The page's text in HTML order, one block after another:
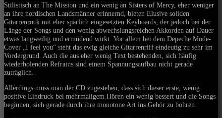
Stilistisch an The Mission und ein wenig an Sisters of Mercy, eher weniger
an ihre nordischen Landsmänner erinnernd, bieten Elusive soliden
Gitarrenrock mit eher spärlich eingesetzten Keyboards, der jedoch bei der
Länge der Songs und den wenig abwechslungsreichen Akkorden auf Dauer
etwas langweilig und ermüdend wirkt. Vor allem bei dem Depeche Mode-
Cover „I feel you“ steht das ewig gleiche Gitarrenriff eindeutig zu sehr im
Vordergrund. Auch die aus eher wenig Text bestehenden, sich häufig
wiederholenden Refrains sind einem Spannungsaufbau nicht gerade
zuträglich.
Allerdings muss man der CD zugestehen, dass sich dieser erste, wenig
positive Eindruck bei mehrmaligem Hören ein wenig bessert und die Songs
beginnen, sich gerade durch ihre monotone Art ins Gehör zu bohren.